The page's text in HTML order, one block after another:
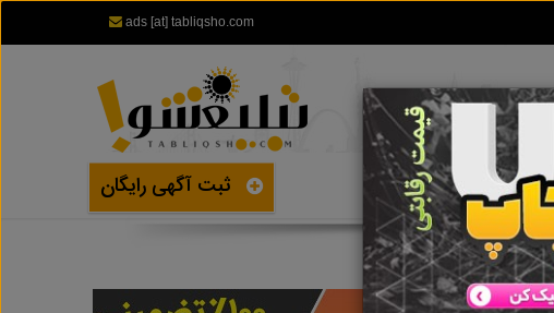
ads [at] tabliqsho.com
ثبت آگهی رایگان